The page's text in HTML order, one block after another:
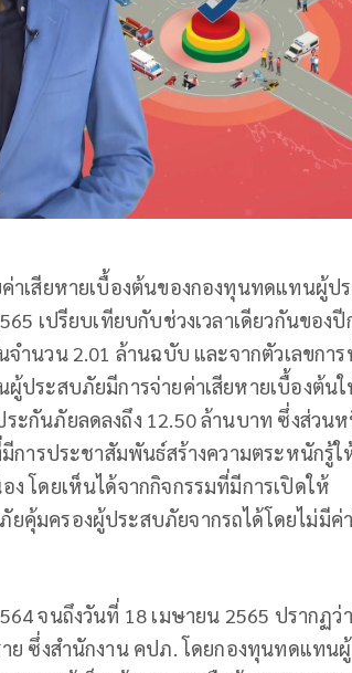
าเสียหายเบื้องต้นของกองทุนทดแทนผู้ป
เปรียบเทียบกับช่วงเวลาเดียวกันของ
ำนวน 2.01 ล้านฉบับ และจากตัวเลขการ
ประสบภัยมีการจ่ายค่าเสียหายเบื้องต้น
ะกันภัยลดลงถึง 12.50 ล้านบาท ซึ่งส่วน
การประชาสัมพันธ์สร้างความตระหนักรู้ใ
โดยเห็นได้จากกิจกรรมที่มีการเปิดให้
คุ้มครองผู้ประสบภัยจากรถได้โดยไม่มีค่
จนถึงวันที่ 18 เมษายน 2565 ปรากฏว่
ย ซึ่งสำนักงาน คปภ. โดยกองทุนทดแทนผู้